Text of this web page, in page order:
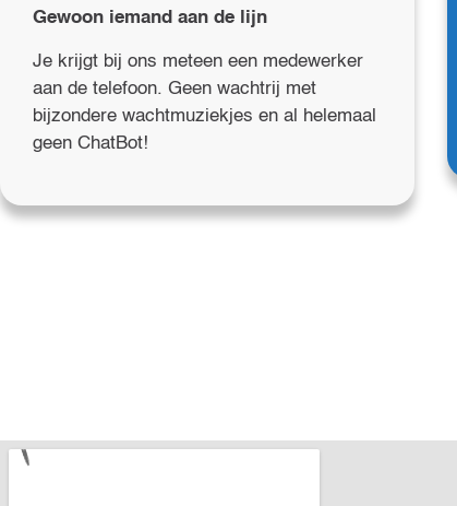
Gewoon iemand aan de lijn
Je krijgt bij ons meteen een medewerker
aan de telefoon. Geen wachtrij met
bijzondere wachtmuziekjes en al helemaal
geen ChatBot!